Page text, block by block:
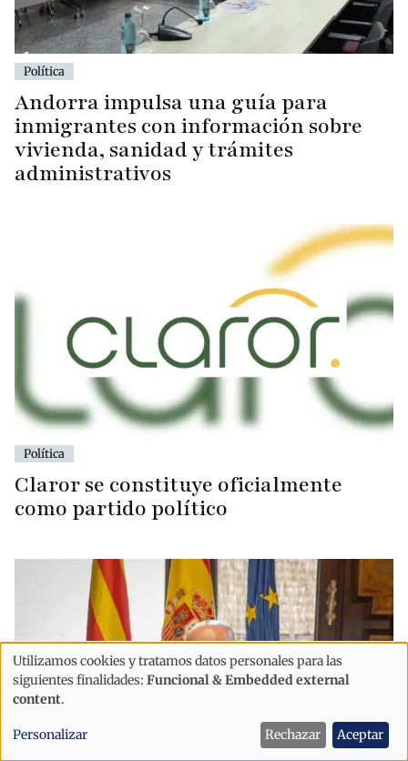
Política
Andorra impulsa una guía para
inmigrantes con información sobre
vivienda, sanidad y trámites
administrativos
Política
Claror se constituye oficialmente
como partido político
Uso
de
datos
personales
Utilizamos cookies y tratamos datos personales para las
siguientes finalidades: Funcional & Embedded external
content.
Personalizar Rechazar Aceptar